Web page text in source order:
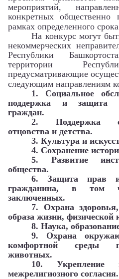
мероприятий,
конкретных общественно
рамках определенного
На конкурс могут
некоммерческих
Республики
территории
предусматривающие
следующим направлениям
1. Социальное
поддержка и защита
граждан.
2. Поддержка
отцовства и детства.
3. Культура и
4. Сохранение
5. Развитие
общества.
6. Защита прав
гражданина, в том
заключенных.
7. Охрана
образа жизни, физической
8. Наука,
9. Охрана
комфортной среды
животных.
10. Укрепление
межрелигиозного согласия.